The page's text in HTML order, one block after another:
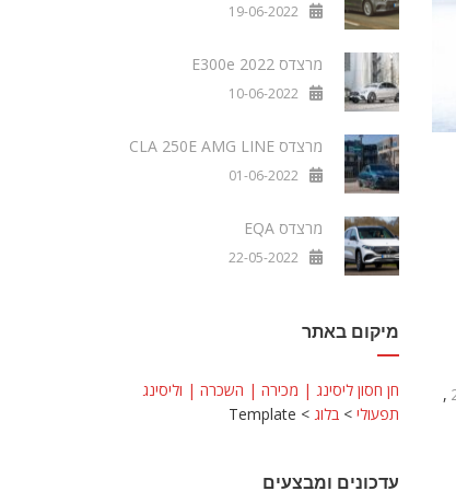
,
19-06-2022
מרצדס E300e 2022
10-06-2022
מרצדס CLA 250E AMG LINE
01-06-2022
מרצדס EQA
22-05-2022
מיקום באתר
חן חסון ליסינג | מכירה | השכרה | וליסינג
תפעולי >בלוג >
Template
עדכונים ומבצעים